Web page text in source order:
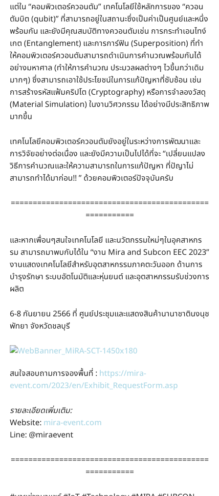
แต่ใน “คอมพิวเตอร์ควอนตัม” เทคโนโลยีใช้หลักการของ “ควอน
ตัมบิต (qubit)” ที่สามารถอยู่ในสถานะซึ่งเป็นค่าเป็นศูนย์และหนึ่ง
พร้อมกัน และยังมีคุณสมบัติทางควอนตัมเช่น การกระทำเอนไทง์
เกต (Entanglement) และการการ์ฟิน (Superposition) ที่ทำ
ให้คอมพิวเตอร์ควอนตัมสามารถดำเนินการคำนวณพร้อมกันได้
อย่างมหาศาล (ทำให้การคำนวณ ประมวลผลต่างๆ ไวขึ้นกว่าเดิม
มากๆ) ซึ่งสามารถเอาใช้ประโยชน์ในการแก้ปัญหาที่ซับซ้อน เช่น
การสร้างรหัสแฟ้มคริปโต (Cryptography) หรือการจำลองวัสดุ
(Material Simulation) ในงานวิศวกรรม ได้อย่างมีประสิทธิภาพ
มากขึ้น
เทคโนโลยีคอมพิวเตอร์ควอนตัมยังอยู่ในระหว่างการพัฒนาและ
การวิจัยอย่างต่อเนื่อง และยังมีความเป็นไปได้ที่จะ “เปลี่ยนแปลง
วิธีการคำนวณและให้ความสามารถในการแก้ปัญหา ที่ปัญาไม่
สามารถทำได้มาก่อน!! ” ด้วยคอมพิวเตอร์ปัจจุบันครับ
=============================================
===========
และหากเพื่อนๆสนใจเทคโนโลยี และนวัตกรรมใหม่ๆในอุคสาหกร
รม สามารถมาพบกับได้ใน “งาน Mira and Subcon EEC 2023”
งานแสดงเทคโนโลยีสำหรับอุตสาหกรรมภาคตะวันออก ด้านการ
บำรุงรักษา ระบบอัตโนมัติและหุ่นยนต์ และอุตสาหกรรมรับช่วงการ
ผลิต
6-8 กันยายน 2566 ที่ ศูนย์ประชุมและแสดงสินค้านานาชาตินงนุช
พัทยา จังหวัดชลบุรี
สนใจสอบถามการจองพื้นที่ : https://mira-
event.com/2023/en/Exhibit_RequestForm.asp
รายละเอียดเพิ่มเติม:
Website: mira-event.com
Line: @miraevent
=============================================
===========